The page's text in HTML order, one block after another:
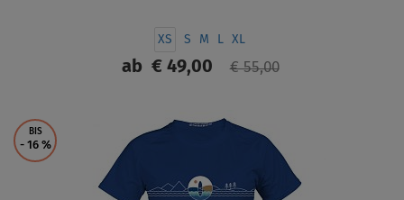
XS S M L XL
ab€ 49,00 € 55,00
BIS
- 16 %